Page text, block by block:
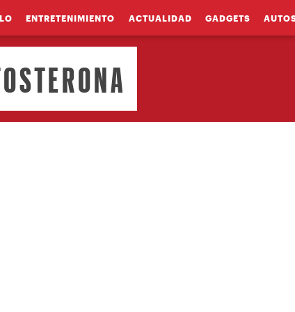
ENTRETENIMIENTO ACTUALIDAD GADGETS